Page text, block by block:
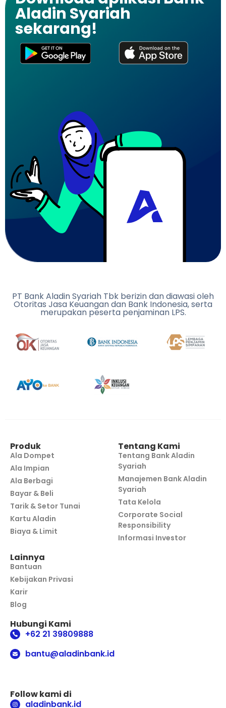
Aladin Syariah
sekarang!
PT Bank Aladin Syariah Tbk berizin dan diawasi oleh
Otoritas Jasa Keuangan dan Bank Indonesia, serta
merupakan peserta penjaminan LPS.
Produk
Ala Dompet
Ala Impian
Ala Berbagi
Bayar & Beli
Tarik & Setor Tunai
Kartu Aladin
Biaya & Limit
Tentang Kami
Tentang Bank Aladin
Syariah
Manajemen Bank Aladin
Syariah
Tata Kelola
Corporate Social
Responsibility
Informasi Investor
Lainnya
Bantuan
Kebijakan Privasi
Karir
Blog
Hubungi Kami
+62 21 39809888
bantu@aladinbank.id
Follow kami di
aladinbank.id